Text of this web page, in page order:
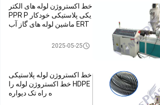
خط اکستروژن لوله های الکتر
یکی پلاستیکی خودکار PPR P
ERT ماشین لوله های گاز آب
خط اکستروژن لوله پلاستیکی
2025-05-25
خط اکستروژن لوله پلاستیکی
HDPE خط اکستروژن لوله را
ه راه تک دیواره